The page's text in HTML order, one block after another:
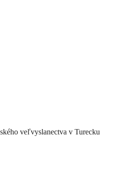
veľvyslanectva v Turecku